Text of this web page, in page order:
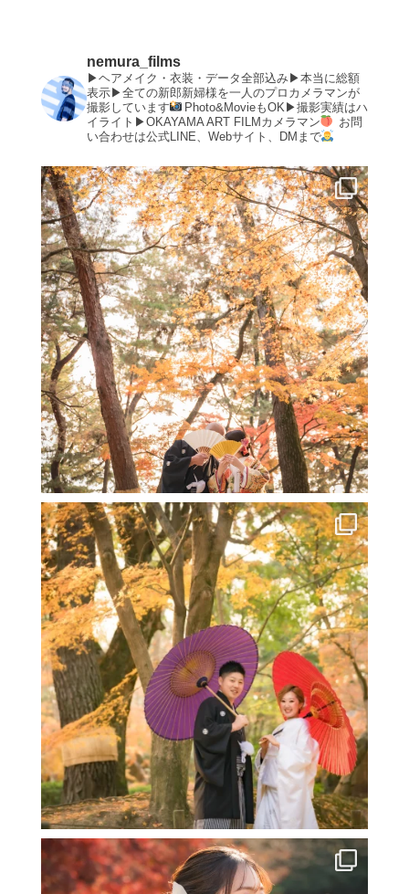
nemura_films
▶︎ヘアメイク・衣装・データ全部込み▶︎本当に総額
表示▶︎全ての新郎新婦様を一人のプロカメラマンが
撮影しています
Photo&MovieもOK▶︎撮影実績はハ
イライト▶︎OKAYAMA ART FILMカメラマン
お問
い合わせは公式LINE、Webサイト、DMまで